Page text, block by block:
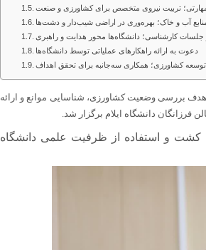
تربیت نیروی متخصص برای کشاورزی و صنعت
آب و خاک؛ بهره‌وری در اراضی شیب‌دار و دشت‌ها
جلسات کارشناسی؛ دانشگاه‌ها محور هدایت و راهبری
دعوت به ارائه راهکارهای عملیاتی توسط دانشگاه‌ها
کشاورزی؛ همکاری سه‌جانبه برای تحقق اهداف
هدف بررسی وضعیت کشاورزی، شناسایی موانع و ارائه
کشت و استفاده از ظرفیت علمی دانشگاه‌